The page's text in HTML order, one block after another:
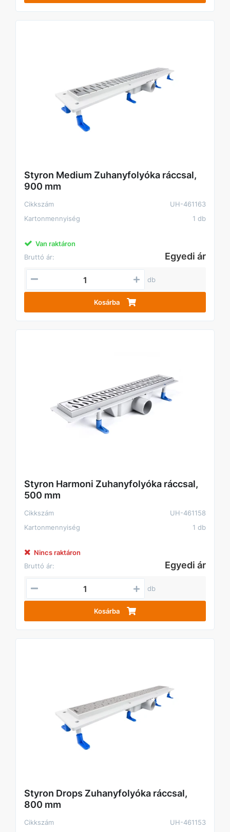
Styron Medium Zuhanyfolyóka ráccsal,
900 mm
Cikkszám
UH-461163
Kartonmennyiség
1 db
Van raktáron
Bruttó ár:
Egyedi ár
db
Kosárba
Styron Harmoni Zuhanyfolyóka ráccsal,
500 mm
Cikkszám
UH-461158
Kartonmennyiség
1 db
Nincs raktáron
Bruttó ár:
Egyedi ár
db
Kosárba
Styron Drops Zuhanyfolyóka ráccsal,
800 mm
Cikkszám
UH-461153